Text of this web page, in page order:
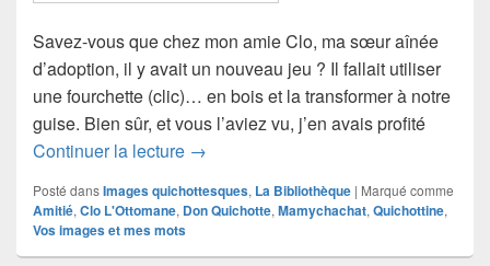
Savez-vous que chez mon amie Clo, ma sœur aînée
d’adoption, il y avait un nouveau jeu ? Il fallait utiliser
une fourchette (clic)… en bois et la transformer à notre
guise. Bien sûr, et vous l’aviez vu, j’en avais profité
Continuer la lecture Le Quichotte de Mamychachat
→
Posté dansImages quichottesques, La Bibliothèque | Marqué comme
Amitié, Clo L'Ottomane, Don Quichotte, Mamychachat, Quichottine,
Vos images et mes mots